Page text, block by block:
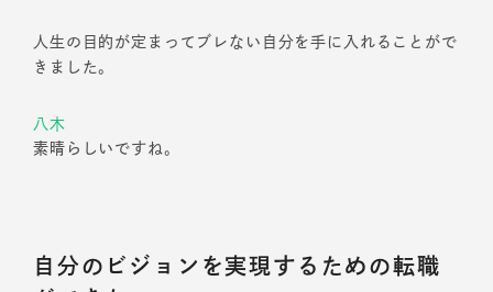
人生の目的が定まってブレない自分を手に入れることがで
きました。
八木
素晴らしいですね。
自分のビジョンを実現するための転職